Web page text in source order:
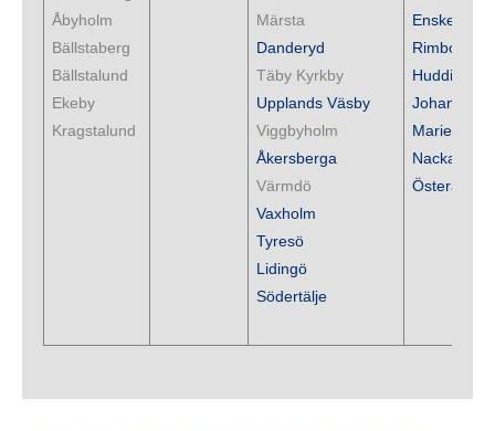
Åbyholm
Bällstaberg
Bällstalund
Ekeby
Kragstalund
Märsta
Danderyd
Täby Kyrkby
Upplands Väsby
Viggbyholm
Åkersberga
Värmdö
Vaxholm
Tyresö
Lidingö
Södertälje
Enskede
Rimbo
Huddinge
Mariefred
Nacka
Österåker